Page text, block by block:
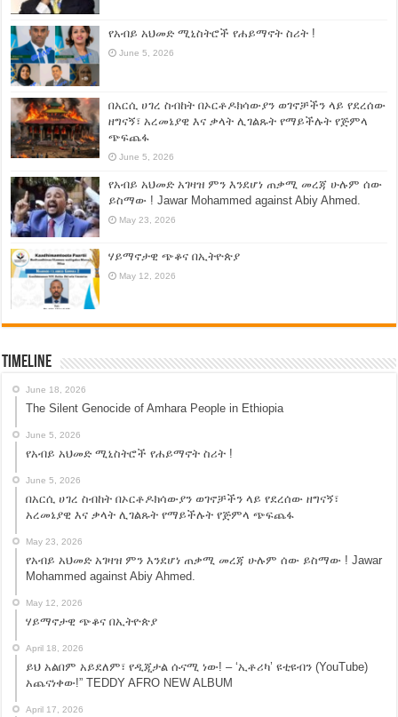
የአብይ አህመድ ሚኒስትሮች የሐይማኖት ስሪት !
June 5, 2026
በአርሲ ሀገረ ስብከት በኦርቶዶክሳውያን ወገኖቻችን ላይ የደረሰው
ዘግናኝ፣ አረመኔያዊ እና ቃላት ሊገልጹት የማይችሉት የጅምላ
ጭፍጨፋ
June 5, 2026
የአብይ አህመድ አገዛዝ ምን እንደሆነ ጠቃሚ መረጃ ሁሉም ሰው
ይስማው ! Jawar Mohammed against Abiy Ahmed.
May 23, 2026
ሃይማኖታዊ ጭቆና በኢትዮጵያ
May 12, 2026
Timeline
June 18, 2026
The Silent Genocide of Amhara People in Ethiopia
June 5, 2026
የአብይ አህመድ ሚኒስትሮች የሐይማኖት ስሪት !
June 5, 2026
በአርሲ ሀገረ ስብከት በኦርቶዶክሳውያን ወገኖቻችን ላይ የደረሰው ዘግናኝ፣
አረመኔያዊ እና ቃላት ሊገልጹት የማይችሉት የጅምላ ጭፍጨፋ
May 23, 2026
የአብይ አህመድ አገዛዝ ምን እንደሆነ ጠቃሚ መረጃ ሁሉም ሰው ይስማው ! Jawar
Mohammed against Abiy Ahmed.
May 12, 2026
ሃይማኖታዊ ጭቆና በኢትዮጵያ
April 18, 2026
ይህ አልበም አይደለም፣ የዲጂታል ሱናሚ ነው! – ‘ኢቶሪካ’ ዩቲዩብን (YouTube)
አጨናነቀው!” TEDDY AFRO NEW ALBUM
April 17, 2026